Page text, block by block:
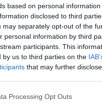
based on personal
disclosed to third
may separately opt-out of the
personal information by third
participants. This
by us to third parties on the
that may further
website/app uses one or
Processing Opt Outs
de la UDC: ¿Qué está pasando